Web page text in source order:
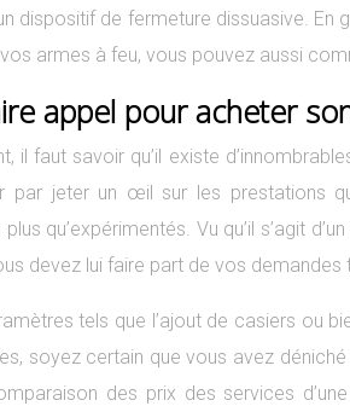
dispositif de fermeture dissuasive. En
armes à feu, vous pouvez aussi
appel pour acheter
il faut savoir qu’il existe
par jeter un œil sur les prestations
qu’expérimentés. Vu qu’il s’agit
devez lui faire part de vos demandes
tels que l’ajout de casiers ou
soyez certain que vous avez
des prix des services